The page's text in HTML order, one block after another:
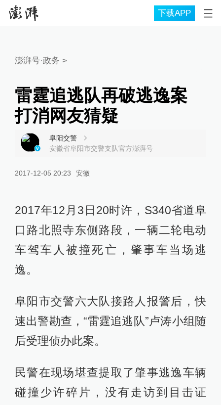
下载APP
澎湃号·政务 >
雷霆追逃队再破逃逸案
打消网友猜疑
阜阳交警
安徽省阜阳市交警支队官方澎湃号
2017-12-05 20:23 安徽
2017年12月3日20时许，S340省道阜
口路北照寺东侧路段，一辆二轮电动
车驾车人被撞死亡，肇事车当场逃
逸。
阜阳市交警六大队接路人报警后，快
速出警勘查，“雷霆追逃队”卢涛小组随
后受理侦办此案。
民警在现场堪查提取了肇事逃逸车辆
碰撞少许碎片，没有走访到目击证